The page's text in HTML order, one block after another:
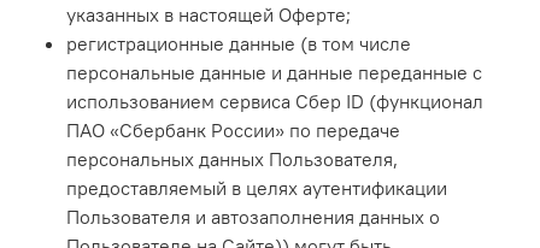
указанных в настоящей Оферте;
регистрационные данные (в том числе
персональные данные и данные переданные с
использованием сервиса Сбер ID (функционал
ПАО «Сбербанк России» по передаче
персональных данных Пользователя,
предоставляемый в целях аутентификации
Пользователя и автозаполнения данных о